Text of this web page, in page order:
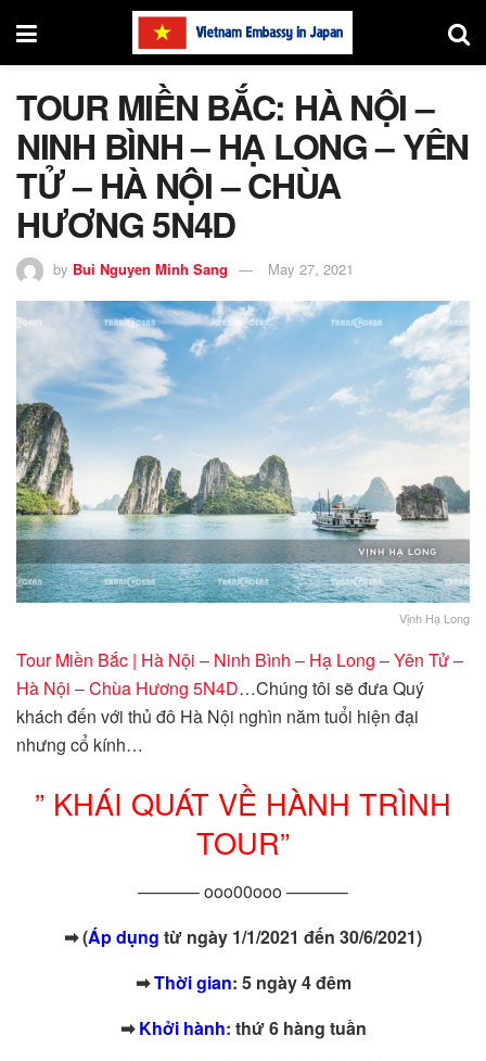
TOUR MIỀN BẮC: HÀ NỘI –
NINH BÌNH – HẠ LONG – YÊN
TỬ – HÀ NỘI – CHÙA
HƯƠNG 5N4D
by Bui Nguyen Minh Sang May 27, 2021
Vịnh Hạ Long
Tour Miền Bắc | Hà Nội – Ninh Bình – Hạ Long – Yên Tử –
Hà Nội – Chùa Hương 5N4D…Chúng tôi sẽ đưa Quý
khách đến với thủ đô Hà Nội nghìn năm tuổi hiện đại
nhưng cổ kính…
” KHÁI QUÁT VỀ HÀNH TRÌNH
TOUR”
———– ooo00ooo ———–
➡(Áp dụng từ ngày 1/1/2021 đến 30/6/2021)
➡Thời gian: 5 ngày 4 đêm
➡Khởi hành: thứ 6 hàng tuần